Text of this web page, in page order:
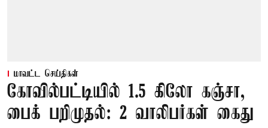
மாவட்ட செய்திகள்
கோவில்பட்டியில் 1.5 கிலோ கஞ்சா,
பைக் பறிமுதல்: 2 வாலிபர்கள் கைது